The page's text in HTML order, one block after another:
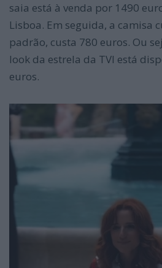
saia está à venda por 1490
Lisboa. Em seguida, a camisa
padrão, custa 780 euros. Ou
look da estrela da TVI está
euros.